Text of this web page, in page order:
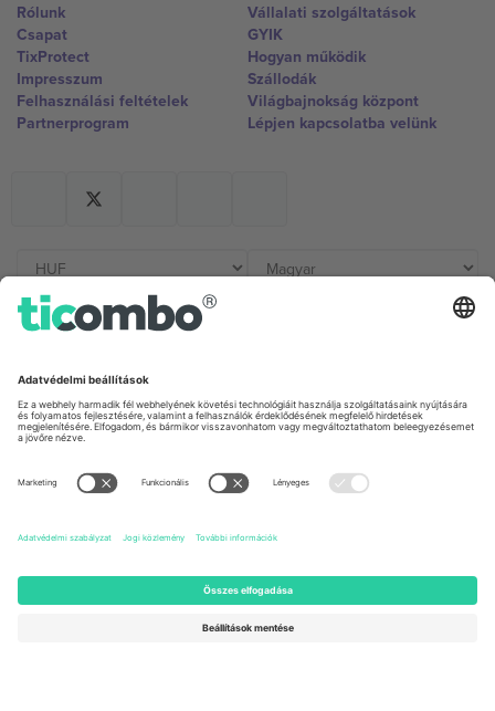
Rólunk
Csapat
TixProtect
Impresszum
Felhasználási feltételek
Partnerprogram
Vállalati szolgáltatások
GYIK
Hogyan működik
Szállodák
Világbajnokság központ
Lépjen kapcsolatba velünk
Germany
Unter den Linden 24, 10117
Berlin, Germany
United Kingdom
167 City Road, London, Greater
Newark, Delaware 19713, United
States
Engelberg, Switzerland